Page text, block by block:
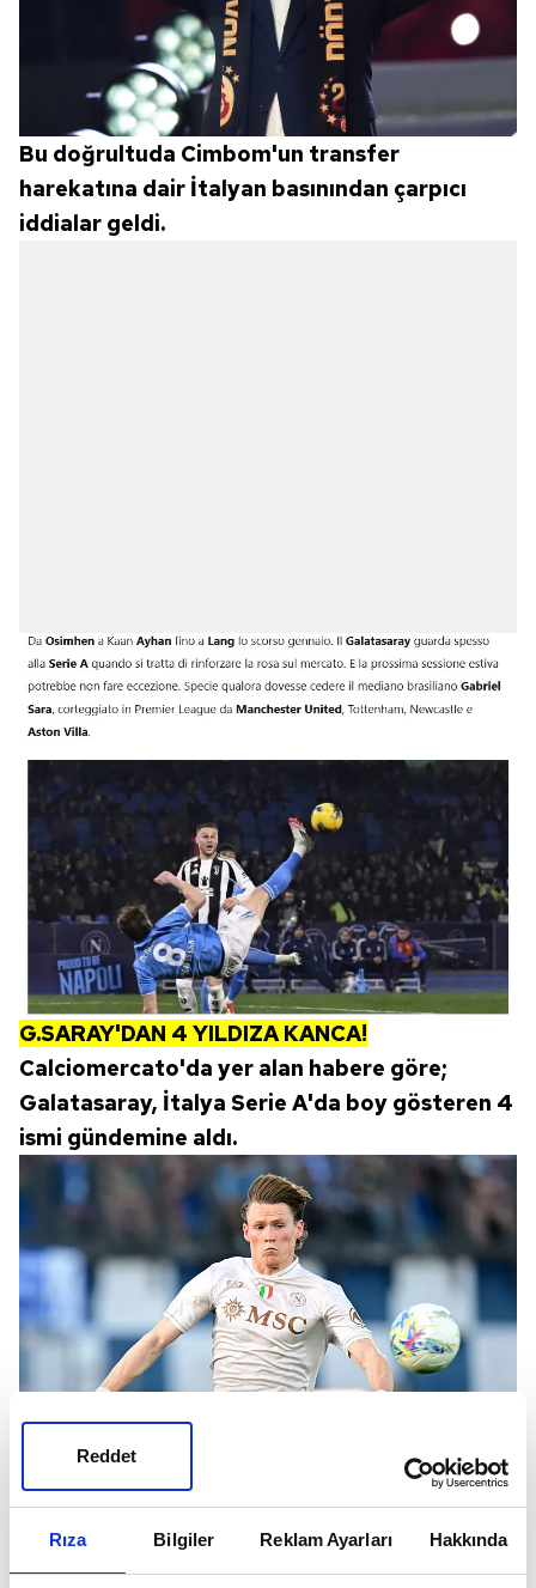
Rıza Bilgiler Reklam Ayarları Hakkında
Reddet
Bu doğrultuda Cimbom'un transfer
harekatına dair İtalyan basınından çarpıcı
iddialar geldi.
G.SARAY'DAN 4 YILDIZA KANCA!
Calciomercato'da yer alan habere göre;
Galatasaray, İtalya Serie A'da boy gösteren 4
ismi gündemine aldı.
Sarı kırmızılıların özellikle Gabriel Sara'nın
satışını düşünerek Scott McTominay, Arthur
Atta, Mandela Keita ve Teun Koopmeiners gibi